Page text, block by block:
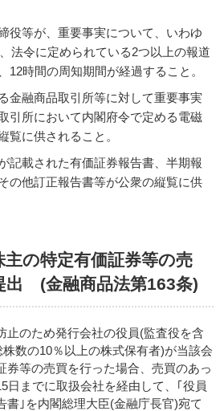
役等が、重要事実について、いわゆ
法令に定められている2つ以上の報道
12時間の周知期間が経過すること。
金融商品取引所等に対して重要事実
引所において内閣府令で定める電磁
覧に供されること。
記載された有価証券報告書、半期報
の他訂正報告書等が公衆の縦覧に供
主の特定有価証券等の売
出 (金融商品法第163条)
止のため発行会社の役員(監査役を含
数の10％以上の株式保有者)が当該会
券等の売買を行った場合、売買のあっ
日までに取扱会社を経由して、｢役員
書｣を内閣総理大臣(金融庁長官)宛て